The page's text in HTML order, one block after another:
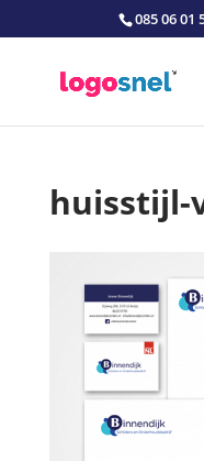
085 06 01
huisstijl-